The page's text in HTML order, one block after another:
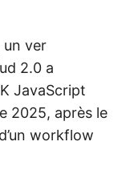
un ver
2.0 a
JavaScript
2025, après le
workflow